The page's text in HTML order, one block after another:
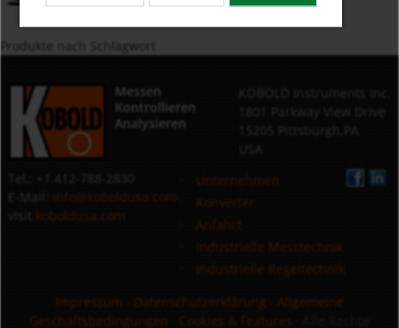
Produkte nach Schlagwort
Messen
Kontrollieren
Analysieren
info@koboldusa.com
koboldusa.com
Unternehmen
Konverter
Anfahrt
Industrielle Messtechnik
Industrielle Regeltechnik
Impressum
Datenschutzerklärung
Allgemeine
Geschäftsbedingungen
Cookies & Features